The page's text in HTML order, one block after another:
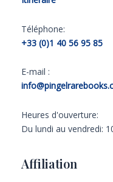
Téléphone:
+33 (0)1 40 56 95 85
E-mail :
Heures d'ouverture:
Du lundi au vendredi:
Affiliation